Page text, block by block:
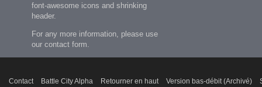
font-awesome icons and shrinking
header.
For any more information, please use
our contact form.
Contact Battle City Alpha Retourner en haut Version bas-débit (Archivé)